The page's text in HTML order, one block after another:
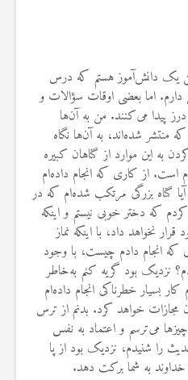
من یک دانش‌آموز هستم که درس
دارم. اما بعضی اوقات سؤالات و
پیدا می‌کنند. من به آن‌ها
منتشر شده‌اند، به آن‌ها نگاه
به این موارد از گناهان کبیره
است. از کاری که انجام داده‌ام
گناه بزرگی مرتکب شده‌ام که در
که دختر خوبی نیستم و اینکه
نخواهد داد، با اینکه نماز
که انجام دادم چیست، با وجود
نزدیک بود گریه کنم به‌خاطر
بسیار خطرناکی انجام داده‌ام
خواهد کرد. بدنم از ترس
می‌ترسم و اعتماد به نفس
را شنیدم، نزدیک بود از پا
خداوند به شما برکت دهد.
کشتی،
و ساختن
علم غیبِ
حکم
آن
بی‌وضو
10 نمایش ها
اهمیت
اسلام
21 نمایش ها